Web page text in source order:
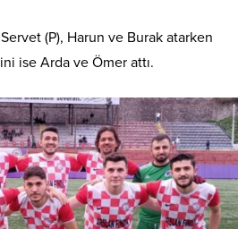
(P), Harun ve Burak atarken
ise Arda ve Ömer attı.